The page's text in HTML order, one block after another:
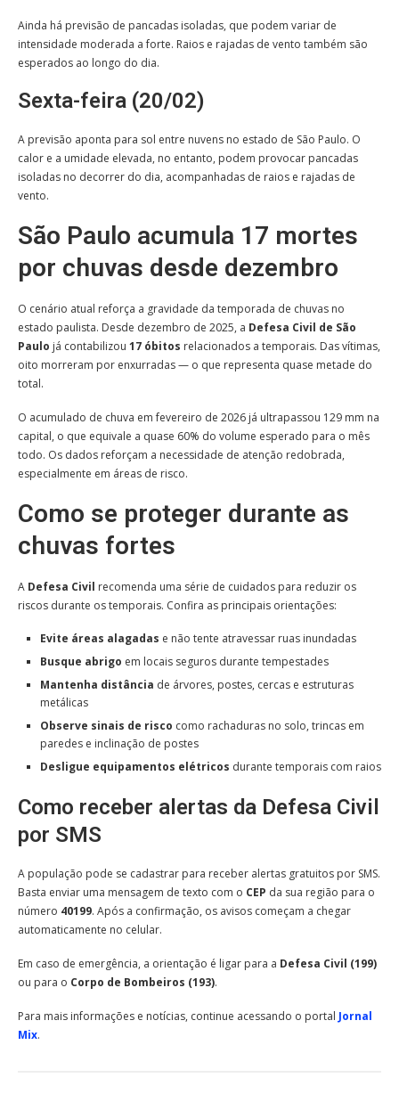
Ainda há previsão de pancadas isoladas, que podem variar de
intensidade moderada a forte. Raios e rajadas de vento também são
esperados ao longo do dia.
Sexta-feira (20/02)
A previsão aponta para sol entre nuvens no estado de São Paulo. O
calor e a umidade elevada, no entanto, podem provocar pancadas
isoladas no decorrer do dia, acompanhadas de raios e rajadas de
vento.
São Paulo acumula 17 mortes
por chuvas desde dezembro
O cenário atual reforça a gravidade da temporada de chuvas no
estado paulista. Desde dezembro de 2025, a Defesa Civil de São
Paulo já contabilizou 17 óbitos relacionados a temporais. Das vítimas,
oito morreram por enxurradas — o que representa quase metade do
total.
O acumulado de chuva em fevereiro de 2026 já ultrapassou 129 mm na
capital, o que equivale a quase 60% do volume esperado para o mês
todo. Os dados reforçam a necessidade de atenção redobrada,
especialmente em áreas de risco.
Como se proteger durante as
chuvas fortes
A Defesa Civil recomenda uma série de cuidados para reduzir os
riscos durante os temporais. Confira as principais orientações:
Evite áreas alagadas e não tente atravessar ruas inundadas
Busque abrigo em locais seguros durante tempestades
Mantenha distância de árvores, postes, cercas e estruturas
metálicas
Observe sinais de risco como rachaduras no solo, trincas em
paredes e inclinação de postes
Desligue equipamentos elétricos durante temporais com raios
Como receber alertas da Defesa Civil
por SMS
A população pode se cadastrar para receber alertas gratuitos por SMS.
Basta enviar uma mensagem de texto com o CEP da sua região para o
número 40199. Após a confirmação, os avisos começam a chegar
automaticamente no celular.
Em caso de emergência, a orientação é ligar para a Defesa Civil (199)
ou para o Corpo de Bombeiros (193).
Para mais informações e notícias, continue acessando o portal Jornal
Mix.